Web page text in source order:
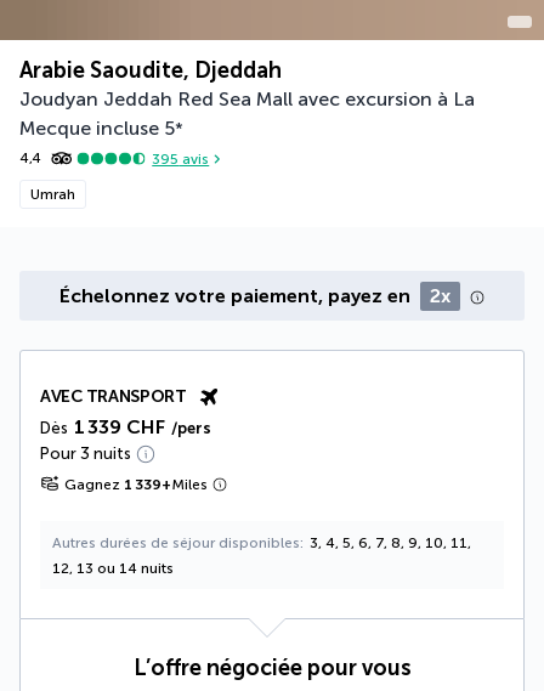
Arabie Saoudite, Djeddah
Joudyan Jeddah Red Sea Mall avec excursion à La
Mecque incluse 5*
4,4 395 avis
Umrah
Échelonnez votre paiement, payez en 2x
AVEC TRANSPORT
Dès 1 339 CHF /pers
Pour 3 nuits
Gagnez 1 339+Miles
Autres durées de séjour disponibles
3, 4, 5, 6, 7, 8, 9, 10, 11,
12, 13 ou 14 nuits
L’offre négociée pour vous